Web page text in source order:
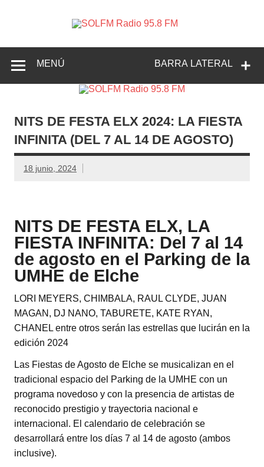
Radio
95.8 FM
Crevillente, Radio en Vega Baja y Radio en el Medio
BARRA LATERAL
MENÚ
NITS DE FESTA ELX 2024: LA FIESTA
INFINITA (DEL 7 AL 14 DE AGOSTO)
18 junio, 2024
NITS DE FESTA ELX, LA
FIESTA INFINITA: Del 7 al 14
de agosto en el Parking de la
UMHE de Elche
LORI MEYERS, CHIMBALA, RAUL CLYDE, JUAN
MAGAN, DJ NANO, TABURETE, KATE RYAN,
CHANEL entre otros serán las estrellas que lucirán en la
edición 2024
Las Fiestas de Agosto de Elche se musicalizan en el
tradicional espacio del Parking de la UMHE con un
programa novedoso y con la presencia de artistas de
reconocido prestigio y trayectoria nacional e
internacional. El calendario de celebración se
desarrollará entre los días 7 al 14 de agosto (ambos
inclusive).